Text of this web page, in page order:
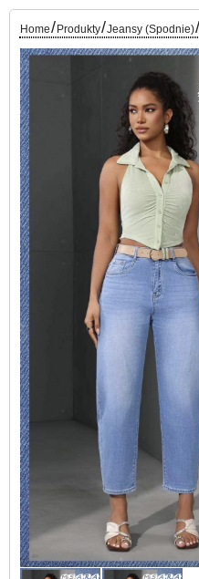
Home/ Produkty/Jeansy (Spodnie)/